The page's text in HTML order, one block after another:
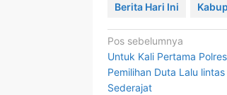
Berita Hari Ini
Navigasi
pos
Pos sebelumnya
Untuk Kali Pertama
Pemilihan Duta Lalu
Sederajat